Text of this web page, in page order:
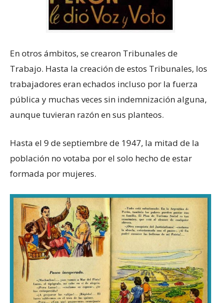
En otros ámbitos, se crearon Tribunales de
Trabajo. Hasta la creación de estos Tribunales, los
trabajadores eran echados incluso por la fuerza
pública y muchas veces sin indemnización alguna,
aunque tuvieran razón en sus planteos.
Hasta el 9 de septiembre de 1947, la mitad de la
población no votaba por el solo hecho de estar
formada por mujeres.